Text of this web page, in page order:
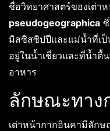
ชื่อวิทยาศาสตร์ของเต่า
pseudogeographica
มิสซิสซิปปีและแม่น้ำที่เ
อยู่ในน้ำเชี่ยวและที่น้ำตื้
อาหาร
ลักษณะทาง
เต่าหน้ากากอินคามีลัก